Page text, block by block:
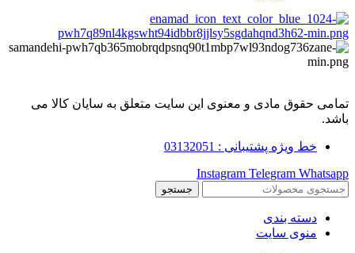
تمامی حقوق مادی و معنوی این سایت متعلق به سایان کالا می
باشد.
خط ویژه پشتیبانی : 03132051
Instagram Telegram Whatsapp
جستجو
دسته بندی
منوی سایت